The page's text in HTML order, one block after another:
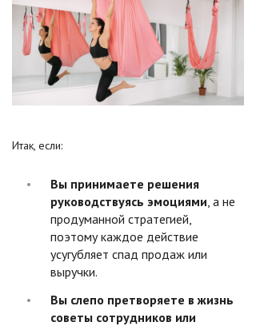
Итак, если:
Вы принимаете решения
руководствуясь эмоциями, а не
продуманной стратегией,
поэтому каждое действие
усугубляет спад продаж или
выручки.
Вы слепо претворяете в жизнь
советы сотрудников или